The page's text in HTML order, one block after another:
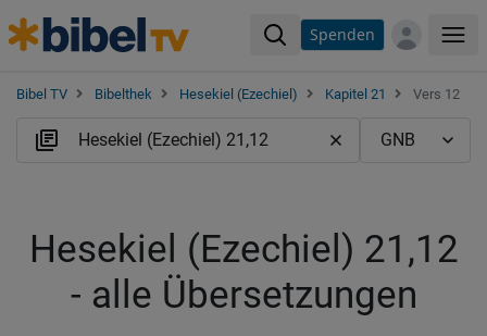
Spenden
Bibel TV Bibelthek Hesekiel (Ezechiel) Kapitel 21 Vers 12
Hesekiel (Ezechiel) 21,12
- alle Übersetzungen